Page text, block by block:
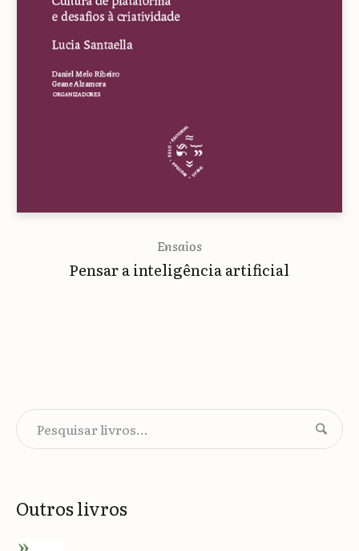
Ensaios
Pensar a inteligência artificial
Outros livros